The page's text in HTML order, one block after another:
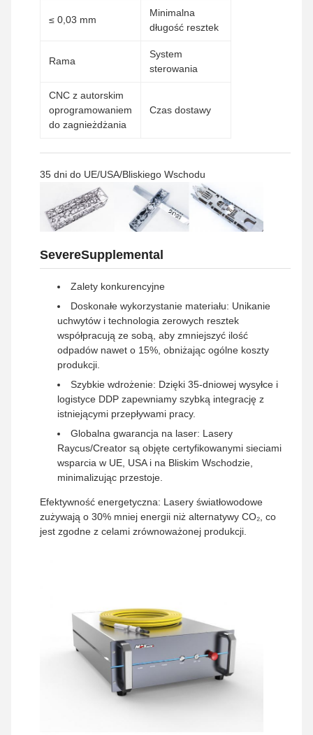
≤ 0,03 mm
Minimalna
długość resztek
Rama
System
sterowania
CNC z autorskim
oprogramowaniem
do zagnieżdżania
Czas dostawy
35 dni do UE/USA/Bliskiego Wschodu
SevereSupplemental
Zalety konkurencyjne
Doskonałe wykorzystanie materiału: Unikanie
uchwytów i technologia zerowych resztek
współpracują ze sobą, aby zmniejszyć ilość
odpadów nawet o 15%, obniżając ogólne koszty
produkcji.
Szybkie wdrożenie: Dzięki 35-dniowej wysyłce i
logistyce DDP zapewniamy szybką integrację z
istniejącymi przepływami pracy.
Globalna gwarancja na laser: Lasery
Raycus/Creator są objęte certyfikowanymi sieciami
wsparcia w UE, USA i na Bliskim Wschodzie,
minimalizując przestoje.
Efektywność energetyczna: Lasery światłowodowe
zużywają o 30% mniej energii niż alternatywy CO₂, co
jest zgodne z celami zrównoważonej produkcji.